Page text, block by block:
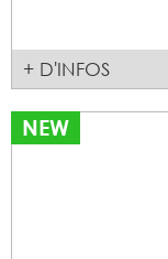
+ D'INFOS
NEW